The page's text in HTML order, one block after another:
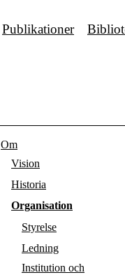
Publikationer
Om
Vision
Historia
Organisation
Styrelse
Ledning
Institution och